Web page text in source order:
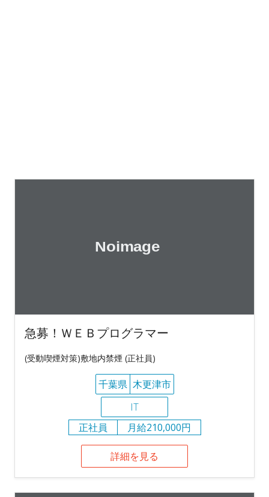
急募！ＷＥＢプログラマー
(受動喫煙対策)敷地内禁煙 (正社員)
千葉県 木更津市
IT
正社員
月給210,000円
詳細を見る